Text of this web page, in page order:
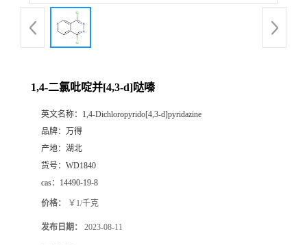
1,4-二氯吡啶并[4,3-d]哒嗪
英文名称： 1,4-Dichloropyrido[4,3-d]pyridazine
品牌： 万得
产地： 湖北
货号： WD1840
cas： 14490-19-8
价格： ￥1/千克
发布日期： 2023-08-11